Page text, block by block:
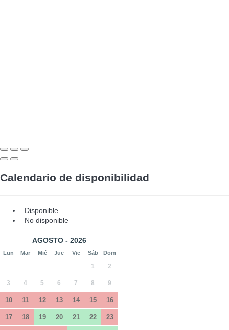
Calendario de disponibilidad
Disponible
No disponible
AGOSTO - 2026
Lun Mar Mié Jue Vie Sáb Dom
1 2
3 4 5 6 7 8 9
10 11 12 13 14 15 16
17 18 19 20 21 22 23